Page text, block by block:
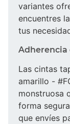
variantes
encuentres
tus
Adherencia
Las cintas
amarillo -
monstruosa
forma
que envíes